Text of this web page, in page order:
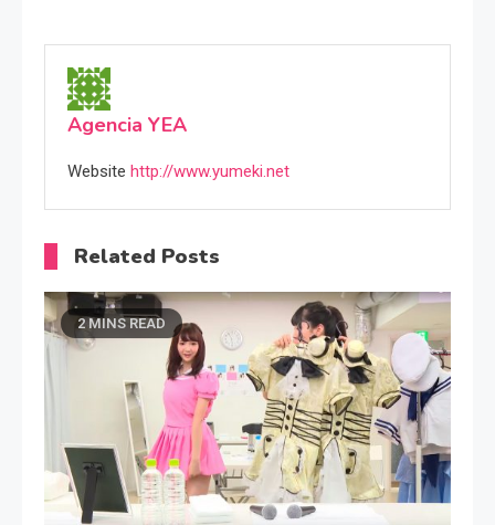
Agencia YEA
Website http://www.yumeki.net
Related Posts
2 MINS READ